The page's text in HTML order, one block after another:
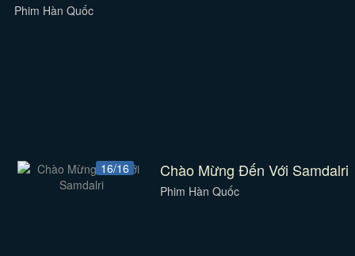
Phim Hàn Quốc
16/16 Chào Mừng Đến Với Samdalri
Phim Hàn Quốc